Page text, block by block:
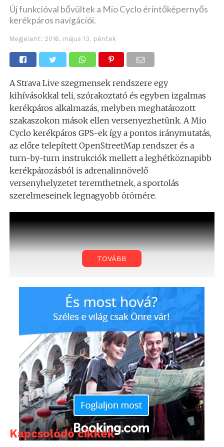
Új funkcióval bővültek a Mio Cyclo érintőképernyős
kerékpáros navigációi.
Megjelent: 2016. május 13. péntek
A Strava Live szegmensek rendszere egy
kihívásokkal teli, szórakoztató és egyben izgalmas
kerékpáros alkalmazás, melyben meghatározott
szakaszokon mások ellen versenyezhetünk. A Mio
Cyclo kerékpáros GPS-ek így a pontos iránymutatás,
az előre telepített OpenStreetMap rendszer és a
turn-by-turn instrukciók mellett a leghétköznapibb
kerékpározásból is adrenalinnövelő
versenyhelyzetet teremthetnek, a sportolás
szerelmeseinek legnagyobb örömére.
TOVÁBB
Kapcsolódó cikkek